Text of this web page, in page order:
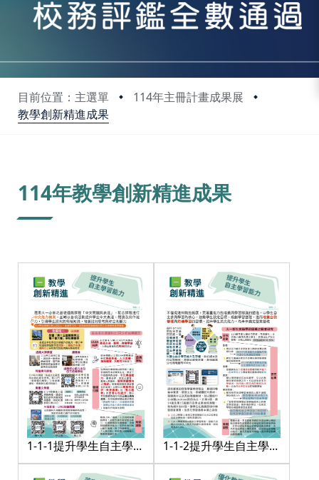
目前位置：主選單
114年主冊計畫成果展
教學創新精進成果
114年教學創新精進成果
1-1-1提升學生自主學習
能力
1-1-2提升學生自主學習
能力